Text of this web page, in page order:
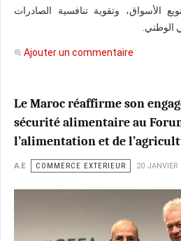
إلى تنويع الأسواق، وتقوية تنافسية الصادرات
الوطني.
Ajouter un commentaire
Le Maroc réaffirme son
sécurité alimentaire au
l’alimentation et de
A.E COMMERCE EXTERIEUR 20 JANVIER